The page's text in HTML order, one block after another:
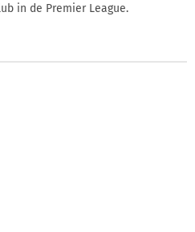
in de Premier League.